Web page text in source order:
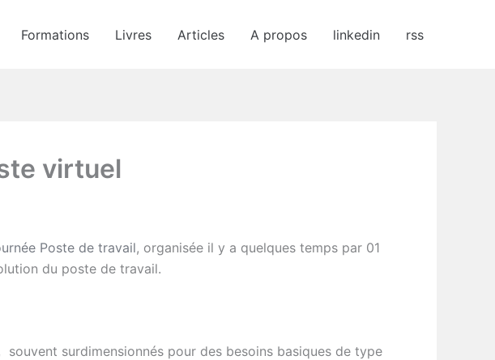
Formations Livres Articles A propos linkedin rss
virtuel
Poste de travail, organisée il y a quelques temps par 01
du poste de travail.
surdimensionnés pour des besoins basiques de type